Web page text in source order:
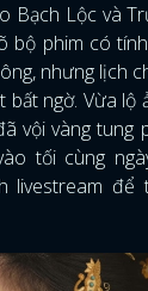
Bạch Lộc và
bộ phim có tính
nhưng lịch
ngờ. Vừa lộ
vội vàng tung
tối cùng
livestream để